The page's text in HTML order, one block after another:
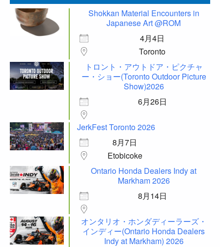
Shokkan Material Encounters in
Japanese Art @ROM
4月4日
Toronto
トロント・アウトドア・ピクチャ
ー・ショー(Toronto Outdoor Picture
Show)2026
6月26日
JerkFest Toronto 2026
8月7日
Etobicoke
Ontario Honda Dealers Indy at
Markham 2026
8月14日
オンタリオ・ホンダディーラーズ・
インディー(Ontario Honda Dealers
Indy at Markham) 2026